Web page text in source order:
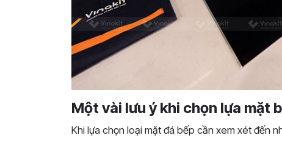
Một vài lưu ý khi chọn lựa mặt
Khi lựa chọn loại mặt đá bếp cần xem xét đến